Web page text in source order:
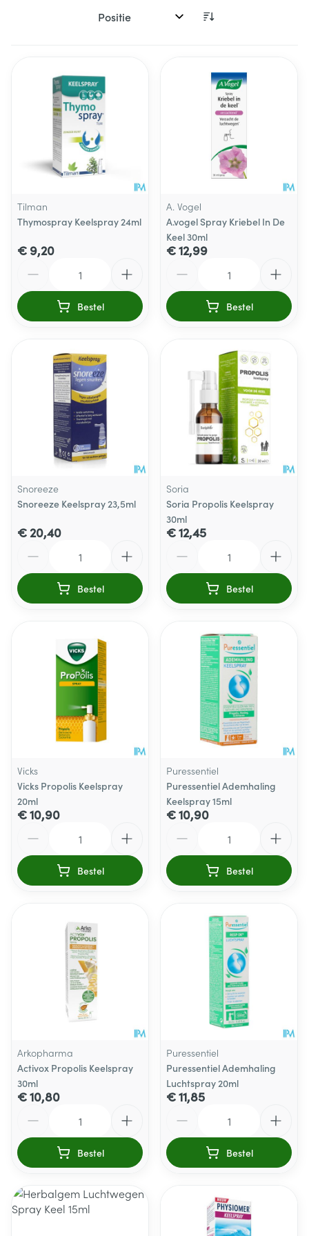
Sorteer op:
Tilman
Thymospray Keelspray 24ml
€ 9,20
Bestel
A. Vogel
A.vogel Spray Kriebel In De
Keel 30ml
€ 12,99
Bestel
Snoreeze
Snoreeze Keelspray 23,5ml
€ 20,40
Bestel
Soria
Soria Propolis Keelspray
30ml
€ 12,45
Bestel
Vicks
Vicks Propolis Keelspray
20ml
€ 10,90
Bestel
Puressentiel
Puressentiel Ademhaling
Keelspray 15ml
€ 10,90
Bestel
Arkopharma
Activox Propolis Keelspray
30ml
€ 10,80
Bestel
Puressentiel
Puressentiel Ademhaling
Luchtspray 20ml
€ 11,85
Bestel